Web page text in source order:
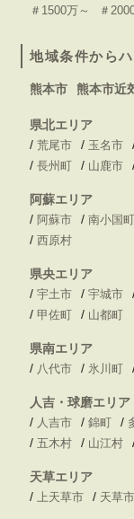
＃1500万～ ＃
地域条件から
熊本市 熊本市近
県北エリア
/ 荒尾市 / 玉名市
/ 長州町 / 山鹿市
阿蘇エリア
/ 阿蘇市 / 南小国町
/ 西原村
県央エリア
/ 宇土市 / 宇城市
/ 甲佐町 / 山都町
県南エリア
/ 八代市 / 氷川町
人吉・球磨エリア
/ 人吉市 / 錦町 /
/ 五木村 / 山江村
天草エリア
/
上天草市 / 天草市